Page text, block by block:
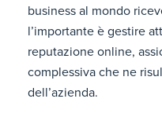
business al mondo
l’importante è gestire
reputazione online,
complessiva che ne
dell’azienda.